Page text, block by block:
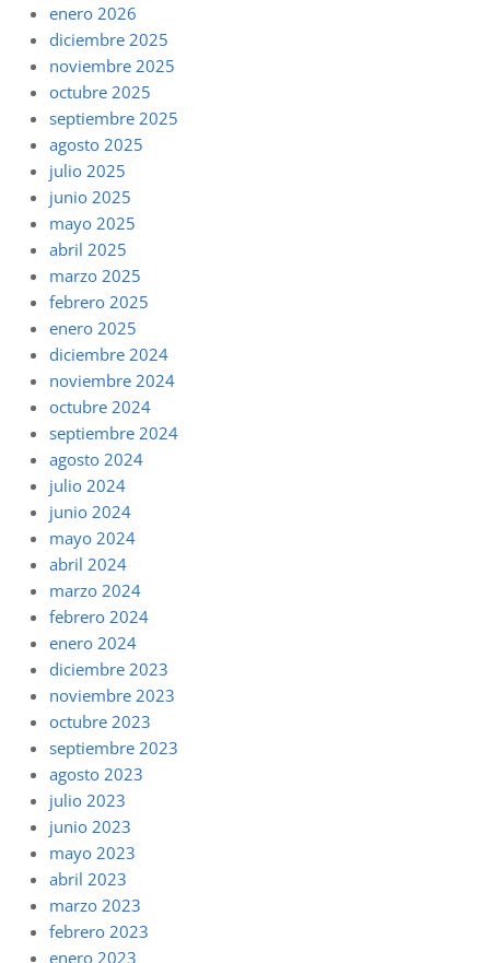
enero 2026
diciembre 2025
noviembre 2025
octubre 2025
septiembre 2025
agosto 2025
julio 2025
junio 2025
mayo 2025
abril 2025
marzo 2025
febrero 2025
enero 2025
diciembre 2024
noviembre 2024
octubre 2024
septiembre 2024
agosto 2024
julio 2024
junio 2024
mayo 2024
abril 2024
marzo 2024
febrero 2024
enero 2024
diciembre 2023
noviembre 2023
octubre 2023
septiembre 2023
agosto 2023
julio 2023
junio 2023
mayo 2023
abril 2023
marzo 2023
febrero 2023
enero 2023